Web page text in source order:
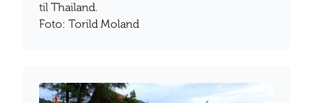
til Thailand.
Foto: Torild Moland